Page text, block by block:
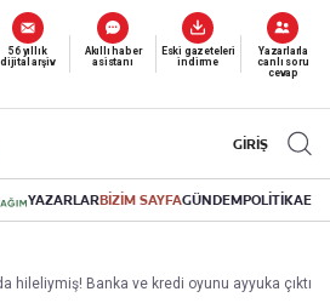
56 yıllık
dijital arşiv
Akıllı haber
asistanı
Eski gazeteleri
indirme
Yazarlarla
canlı soru
cevap
GİRİŞ
YAZARLARBİZİM SAYFAGÜNDEMPOLİTİKA
hileliymiş! Banka ve kredi oyunu ayyuka çıktı